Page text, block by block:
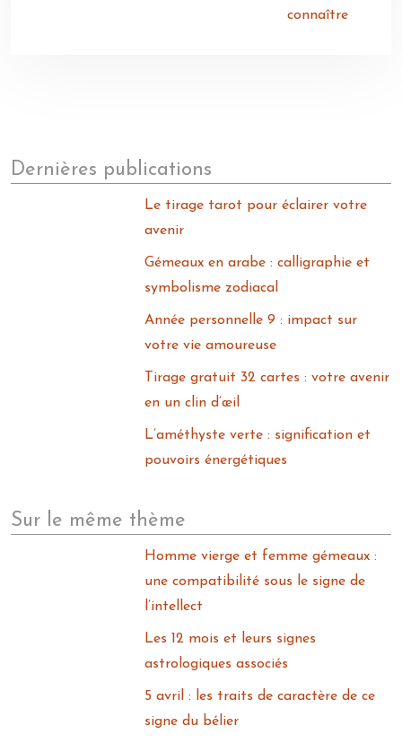
connaître
Dernières publications
Le tirage tarot pour éclairer votre
avenir
Gémeaux en arabe : calligraphie et
symbolisme zodiacal
Année personnelle 9 : impact sur
votre vie amoureuse
Tirage gratuit 32 cartes : votre avenir
en un clin d’œil
L’améthyste verte : signification et
pouvoirs énergétiques
Sur le même thème
Homme vierge et femme gémeaux :
une compatibilité sous le signe de
l’intellect
Les 12 mois et leurs signes
astrologiques associés
5 avril : les traits de caractère de ce
signe du bélier